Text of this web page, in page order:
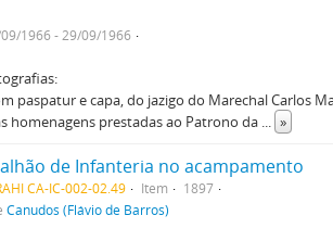
1966 - 29/09/1966
paspatur e capa, do jazigo do Marechal Carlos
homenagens prestadas ao Patrono da ... »
de Infanteria no acampamento
CA-IC-002-02.49 Item
1897
Canudos (Flávio de Barros)